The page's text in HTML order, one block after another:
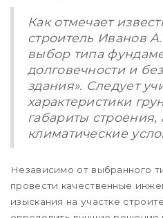
Как отмечает
строитель Иванов
выбор типа
долговечности и
здания». Следует
характеристики
габариты строения,
климатические
Независимо от выбранного
провести качественные
изыскания на участке